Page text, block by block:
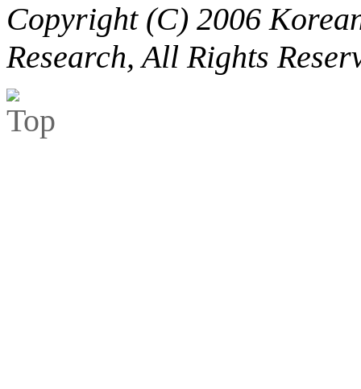
Copyright (C) 2006
Research, All Rights